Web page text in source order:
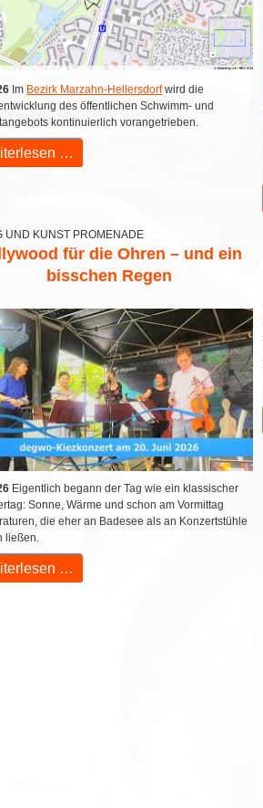
Im Bezirk Marzahn-Hellersdorfwird die
des öffentlichen Schwimm- und
kontinuierlich vorangetrieben.
…
UND KUNST PROMENADE
für die Ohren – und ein
bisschen Regen
Eigentlich begann der Tag wie ein klassischer
Sonne, Wärme und schon am Vormittag
die eher an Badesee als an Konzertstühle
ließen.
…